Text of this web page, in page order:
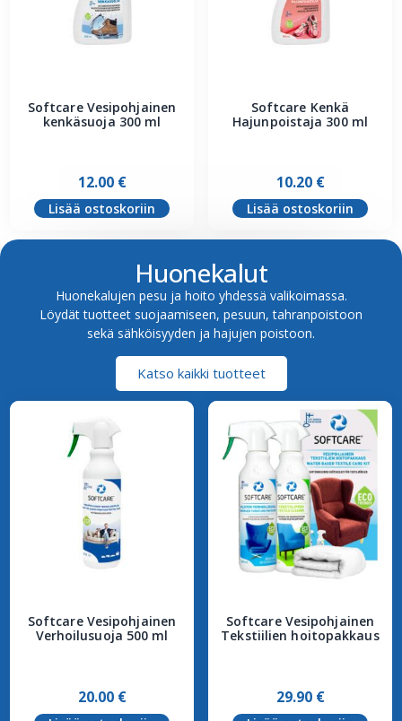
Softcare Vesipohjainen
kenkäsuoja 300 ml
12.00 €
Lisää ostoskoriin
Softcare Kenkä
Hajunpoistaja 300 ml
10.20 €
Lisää ostoskoriin
Huonekalut
Huonekalujen pesu ja hoito yhdessä valikoimassa.
Löydät tuotteet suojaamiseen, pesuun, tahranpoistoon
sekä sähköisyyden ja hajujen poistoon.
Katso kaikki tuotteet
Softcare Vesipohjainen
Verhoilusuoja 500 ml
20.00 €
Softcare Vesipohjainen
Tekstiilien hoitopakkaus
29.90 €